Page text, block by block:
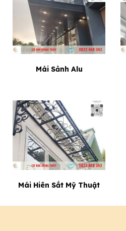
Mái Sảnh Alu
Mái Hiên Sắt Mỹ Thuật